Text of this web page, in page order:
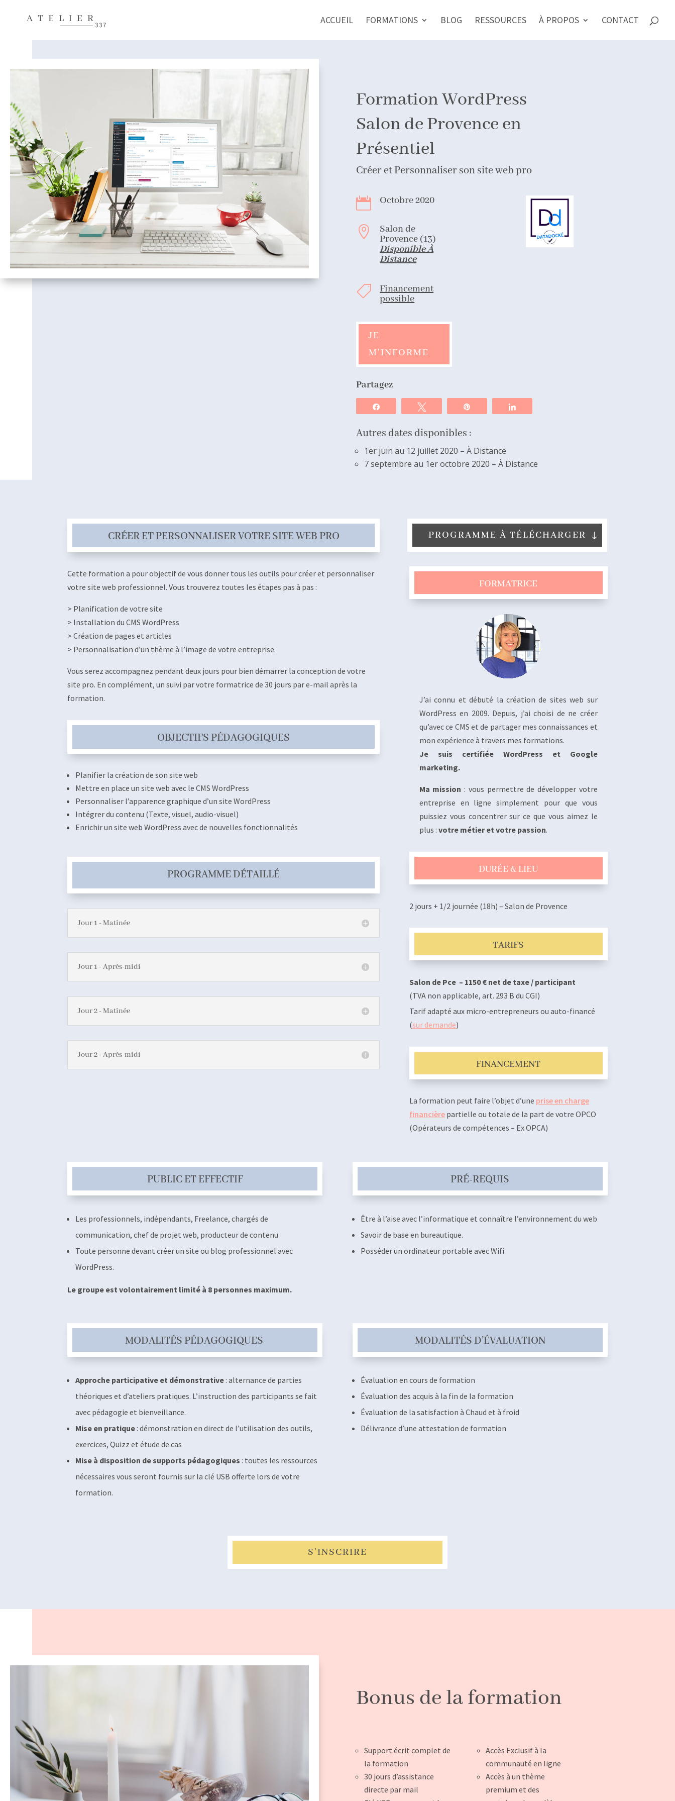
ACCUEIL FORMATIONS BLOG RESSOURCES À PROPOS CONTACT
Formation WordPress
Salon de Provence en
Présentiel
Créer et Personnaliser son site web pro
 Octobre 2020

Salon de
Provence (13)
Disponible À
Distance

Financement
possible
JE
M'INFORME
Partagez
Autres dates disponibles :
1er juin au 12 juillet 2020 – À Distance
7 septembre au 1er octobre 2020 – À Distance
CRÉER ET PERSONNALISER VOTRE SITE WEB PRO
Cette formation a pour objectif de vous donner tous les outils pour créer et personnaliser
votre site web professionnel. Vous trouverez toutes les étapes pas à pas :
> Planification de votre site
> Installation du CMS WordPress
> Création de pages et articles
> Personnalisation d’un thème à l’image de votre entreprise.
Vous serez accompagnez pendant deux jours pour bien démarrer la conception de votre
site pro. En complément, un suivi par votre formatrice de 30 jours par e-mail après la
formation.
OBJECTIFS PÉDAGOGIQUES
Planifier la création de son site web
Mettre en place un site web avec le CMS WordPress
Personnaliser l’apparence graphique d’un site WordPress
Intégrer du contenu (Texte, visuel, audio-visuel)
Enrichir un site web WordPress avec de nouvelles fonctionnalités
PROGRAMME DÉTAILLÉ
Jour 1 - Matinée
Jour 1 - Après-midi
Jour 2 - Matinée
Jour 2 - Après-midi
PROGRAMME À TÉLÉCHARGER
FORMATRICE
J’ai connu et débuté la création de sites web sur
WordPress en 2009. Depuis, j’ai choisi de ne créer
qu’avec ce CMS et de partager mes connaissances et
mon expérience à travers mes formations.
Je suis certifiée WordPress et Google
marketing.
Ma mission : vous permettre de développer votre
entreprise en ligne simplement pour que vous
puissiez vous concentrer sur ce que vous aimez le
plus : votre métier et votre passion.
DURÉE & LIEU
2 jours + 1/2 journée (18h) – Salon de Provence
TARIFS
Salon de Pce – 1150 € net de taxe / participant
(TVA non applicable, art. 293 B du CGI)
Tarif adapté aux micro-entrepreneurs ou auto-financé
(sur demande)
FINANCEMENT
La formation peut faire l’objet d’une prise en charge
financièrepartielle ou totale de la part de votre OPCO
(Opérateurs de compétences – Ex OPCA)
PUBLIC ET EFFECTIF
Les professionnels, indépendants, Freelance, chargés de
communication, chef de projet web, producteur de contenu
Toute personne devant créer un site ou blog professionnel avec
WordPress.
Le groupe est volontairement limité à 8 personnes maximum.
PRÉ-REQUIS
Être à l’aise avec l’informatique et connaître l’environnement du web
Savoir de base en bureautique.
Posséder un ordinateur portable avec Wifi
MODALITÉS PÉDAGOGIQUES
Approche participative et démonstrative : alternance de parties
théoriques et d’ateliers pratiques. L’instruction des participants se fait
avec pédagogie et bienveillance.
Mise en pratique : démonstration en direct de l’utilisation des outils,
exercices, Quizz et étude de cas
Mise à disposition de supports pédagogiques : toutes les ressources
nécessaires vous seront fournis sur la clé USB offerte lors de votre
formation.
MODALITÉS D’ÉVALUATION
Évaluation en cours de formation
Évaluation des acquis à la fin de la formation
Évaluation de la satisfaction à Chaud et à froid
Délivrance d’une attestation de formation
S'INSCRIRE
Bonus de la formation
Support écrit complet de
la formation
30 jours d’assistance
directe par mail
Accès Exclusif à la
communauté en ligne
Accès à un thème
premium et des